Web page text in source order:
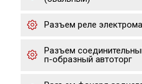
Разъем реле
Разъем
п-образный автоторг